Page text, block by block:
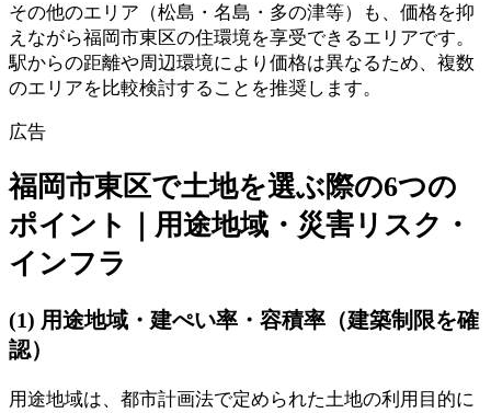
その他のエリア（松島・名島・多の津等）も、価格を抑
えながら福岡市東区の住環境を享受できるエリアです。
駅からの距離や周辺環境により価格は異なるため、複数
のエリアを比較検討することを推奨します。
広告
福岡市東区で土地を選ぶ際の6つの
ポイント｜用途地域・災害リスク・
インフラ
(1) 用途地域・建ぺい率・容積率（建築制限を確
認）
用途地域は、都市計画法で定められた土地の利用目的に